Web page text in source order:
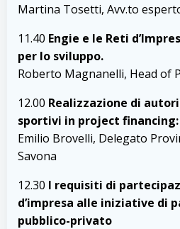
Martina Tosetti, Avv.to
11.40 Engie e le Reti
per lo sviluppo.
Roberto Magnanelli, Head of
12.00 Realizzazione di
sportivi in project
Emilio Brovelli, Delegato
Savona
12.30 I requisiti di
d’impresa alle iniziative di
pubblico-privato